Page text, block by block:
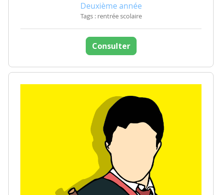
Deuxième année
Tags : rentrée scolaire
Consulter